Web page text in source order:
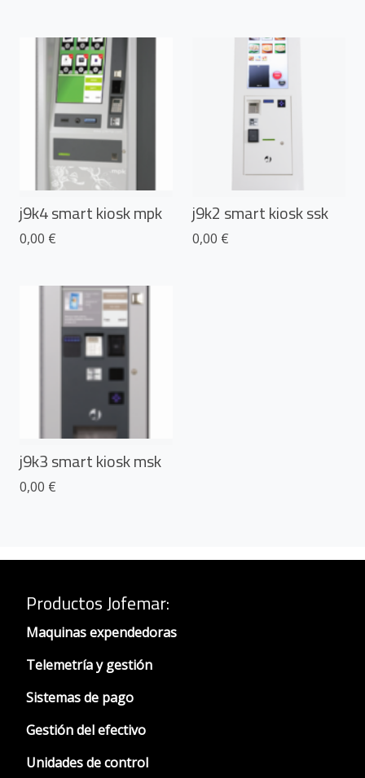
j9k4 smart kiosk mpk
0,00 €
j9k2 smart kiosk ssk
0,00 €
j9k3 smart kiosk msk
0,00 €
Productos Jofemar:
Maquinas expendedoras
Telemetría y gestión
Sistemas de pago
Gestión del efectivo
Unidades de control